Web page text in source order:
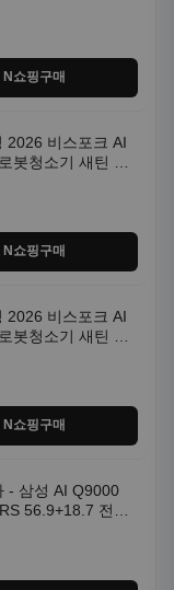
N쇼핑구매
2026 비스포크 AI
봇청소기 새틴 그
N쇼핑구매
2026 비스포크 AI
봇청소기 새틴 차
N쇼핑구매
- 삼성 AI Q9000
56.9+18.7 전국